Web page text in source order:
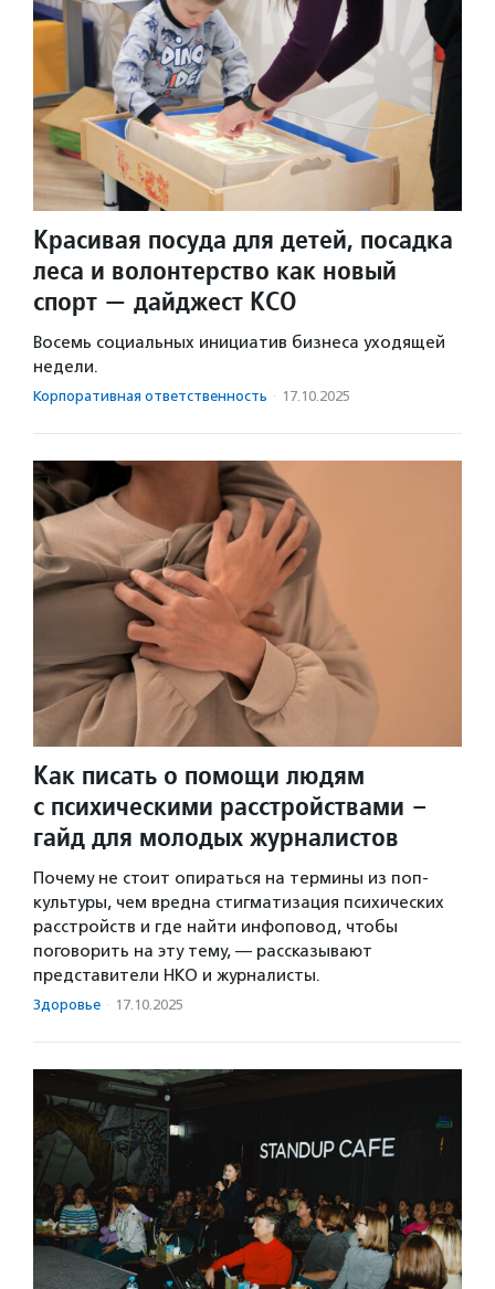
Красивая посуда для детей, посадка
леса и волонтерство как новый
спорт — дайджест КСО
Восемь социальных инициатив бизнеса уходящей
недели.
Корпоративная ответственность · 17.10.2025
Как писать о помощи людям
с психическими расстройствами –
гайд для молодых журналистов
Почему не стоит опираться на термины из поп-
культуры, чем вредна стигматизация психических
расстройств и где найти инфоповод, чтобы
поговорить на эту тему, — рассказывают
представители НКО и журналисты.
Здоровье · 17.10.2025